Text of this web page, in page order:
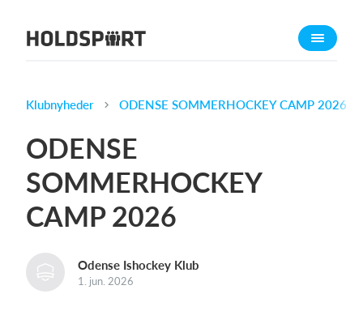
Om Holdsport
Presseomtale
Funktioner
Kalender
Hjemmeside
Webshop
Klubnyheder ODENSE SOMMERHOCKEY CAMP 2026
ODENSE
SOMMERHOCKEY
CAMP 2026
Odense Ishockey Klub
1. jun. 2026